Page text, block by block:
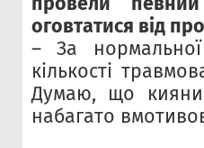
оговтатися від
– За
кількості
Думаю, що кияни
набагато